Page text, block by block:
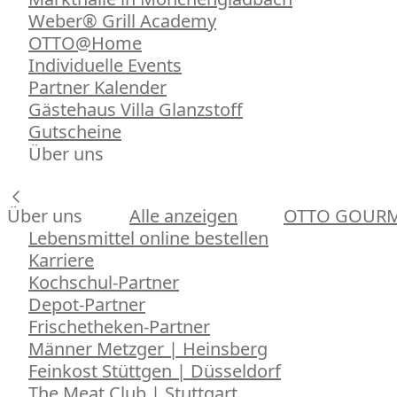
Weber® Grill Academy
OTTO@Home
Individuelle Events
Partner Kalender
Gästehaus Villa Glanzstoff
Gutscheine
Über uns
Über uns Alle anzeigen
OTTO
Lebensmittel online bestellen
Karriere
Kochschul-Partner
Depot-Partner
Frischetheken-Partner
Männer Metzger | Heinsberg
Feinkost Stüttgen | Düsseldorf